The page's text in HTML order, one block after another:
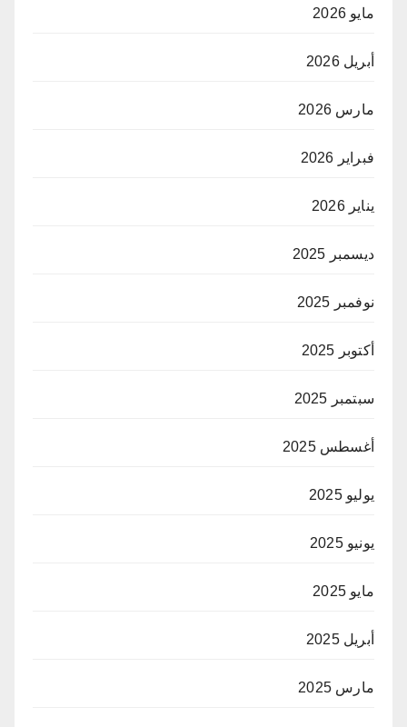
مايو 2026
أبريل 2026
مارس 2026
فبراير 2026
يناير 2026
ديسمبر 2025
نوفمبر 2025
أكتوبر 2025
سبتمبر 2025
أغسطس 2025
يوليو 2025
يونيو 2025
مايو 2025
أبريل 2025
مارس 2025